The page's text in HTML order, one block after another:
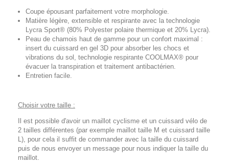
Coupe épousant parfaitement votre morphologie.
Matière légère, extensible et respirante avec la technologie
Lycra Sport® (80% Polyester polaire thermique et 20% Lycra).
Peau de chamois haut de gamme pour un confort maximal :
insert du cuissard en gel 3D pour absorber les chocs et
vibrations du sol, technologie respirante COOLMAX® pour
évacuer la transpiration et traitement antibactérien.
Entretien facile.
Choisir votre taille :
Il est possible d'avoir un maillot cyclisme et un cuissard vélo de
2 tailles différentes (par exemple maillot taille M et cuissard taille
L), pour cela il suffit de commander avec la taille du cuissard
puis de nous envoyer un message pour nous indiquer la taille du
maillot.